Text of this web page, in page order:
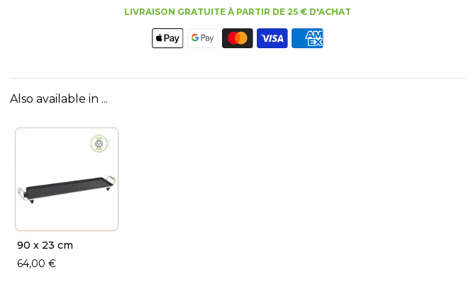
LIVRAISON GRATUITE À PARTIR DE 25 € D'ACHAT
Also available in ...
90 x 23 cm
64,00 €